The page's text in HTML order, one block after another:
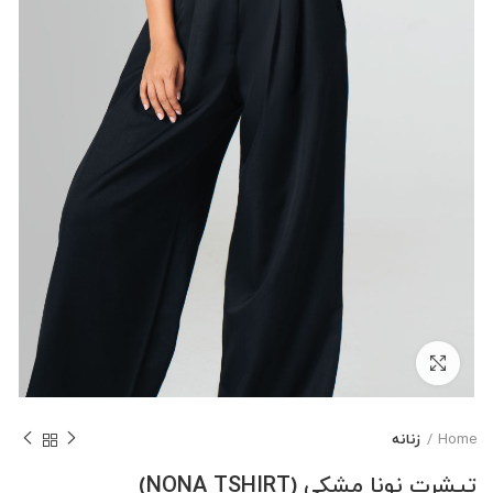
بزرگنمایی تصویر
Home زنانه
تیشرت نونا مشکی (NONA TSHIRT)